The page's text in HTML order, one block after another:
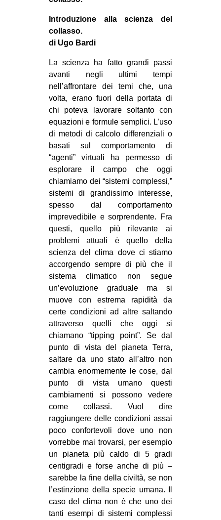
MUSICA
RECENSIONI
INTERNAZIONALE
AFRICA
AMERICHE
ESTREMO ORIENTE
MEDIO ORIENTE
MONDO
EVENTI
in
Fb
tw
ms
SEARCH
Introduzione alla scienza del
collasso.
di Ugo Bardi
La scienza ha fatto grandi passi
avanti negli ultimi tempi
nell’affrontare dei temi che, una
volta, erano fuori della portata di
chi poteva lavorare soltanto con
equazioni e formule semplici. L’uso
di metodi di calcolo differenziali o
basati sul comportamento di
“agenti” virtuali ha permesso di
esplorare il campo che oggi
chiamiamo dei “sistemi complessi,”
sistemi di grandissimo interesse,
spesso dal comportamento
imprevedibile e sorprendente. Fra
questi, quello più rilevante ai
problemi attuali è quello della
scienza del clima dove ci stiamo
accorgendo sempre di più che il
sistema climatico non segue
un’evoluzione graduale ma si
muove con estrema rapidità da
certe condizioni ad altre saltando
attraverso quelli che oggi si
chiamano “tipping point”. Se dal
punto di vista del pianeta Terra,
saltare da uno stato all’altro non
cambia enormemente le cose, dal
punto di vista umano questi
cambiamenti si possono vedere
come collassi. Vuol dire
raggiungere delle condizioni assai
poco confortevoli dove uno non
vorrebbe mai trovarsi, per esempio
un pianeta più caldo di 5 gradi
centigradi e forse anche di più –
sarebbe la fine della civiltà, se non
l’estinzione della specie umana. Il
caso del clima non è che uno dei
tanti esempi di sistemi complessi